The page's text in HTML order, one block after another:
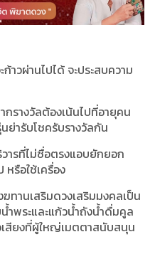
าวผ่านไปได้ จะประสบความ
กรางวัลต้องเน้นไปที่อายุคน
ย่ารับโชครับรางวัลกัน
ารที่ไม่ซื่อตรงแอบยักยอก
รือใช้เครื่อง
ทานเสริมดวงเสริมมงคลเป็น
ำพระและแก้วน้ำถังน้ำดื่มคูล
สียงที่ผู้ใหญ่เมตตาสนับสนุน